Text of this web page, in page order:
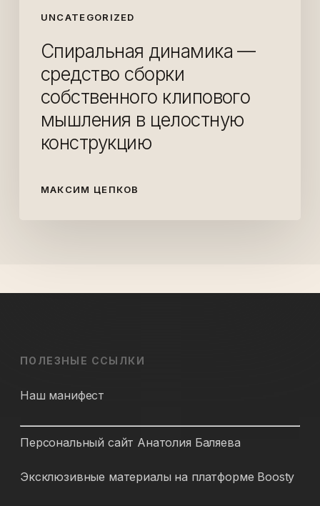
UNCATEGORIZED
конструкцию
Спиральная динамика —
средство сборки
собственного клипового
мышления в целостную
конструкцию
МАКСИМ ЦЕПКОВ
ПОЛЕЗНЫЕ ССЫЛКИ
Наш манифест
Персональный сайт Анатолия Баляева
Эксклюзивные материалы на платформе Boosty